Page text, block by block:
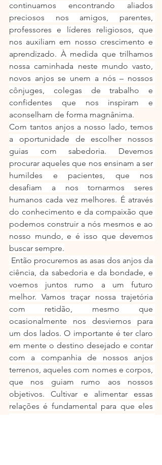
continuamos encontrando aliados
preciosos nos amigos, parentes,
professores e líderes religiosos, que
nos auxiliam em nosso crescimento e
aprendizado. À medida que trilhamos
nossa caminhada neste mundo vasto,
novos anjos se unem a nós – nossos
cônjuges, colegas de trabalho e
confidentes que nos inspiram e
aconselham de forma magnânima.
Com tantos anjos a nosso lado, temos
a oportunidade de escolher nossos
guias com sabedoria. Devemos
procurar aqueles que nos ensinam a ser
humildes e pacientes, que nos
desafiam a nos tornarmos seres
humanos cada vez melhores. É através
do conhecimento e da compaixão que
podemos construir a nós mesmos e ao
nosso mundo, e é isso que devemos
buscar sempre.
ciência, da sabedoria e da bondade, e
voemos juntos rumo a um futuro
melhor. Vamos traçar nossa trajetória
com retidão, mesmo que
ocasionalmente nos desviemos para
um dos lados. O importante é ter claro
em mente o destino desejado e contar
com a companhia de nossos anjos
terrenos, aqueles com nomes e corpos,
que nos guiam rumo aos nossos
objetivos. Cultivar e alimentar essas
relações é fundamental para que eles